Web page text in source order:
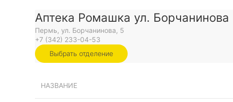
Аптека Ромашка ул. Борчанинова
Пермь, ул. Борчанинова, 5
+7 (342) 233-04-53
Выбрать отделение
НАЗВАНИЕ